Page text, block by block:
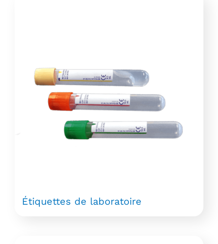
Étiquettes de laboratoire